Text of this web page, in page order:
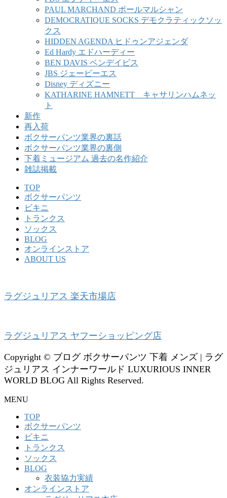
PAUL MARCHAND ポールマルシャン
DEMOCRATIQUE SOCKS デモクラティックソッ
クス
HIDDEN AGENDA ヒドゥンアジェンダ
Ed Hardy エドハーディー
BEN DAVIS ベンデイビス
JBS ジェービーエス
Disney ディズニー
KATHARINE HAMNETT キャサリンハムネッ
ト
新作
再入荷
ボクサーパンツ業界の裏話
ボクサーパンツ業界の裏側
下着ミュージアム 過去の名作紹介
雑誌掲載
TOP
ボクサーパンツ
ビキニ
トランクス
ソックス
BLOG
オンラインストア
ABOUT US
ラグジュリアス 楽天市場店
ラグジュリアス ヤフーショッピング店
Copyright © ブログ ボクサーパンツ 下着 メンズ | ラグ
ジュリアス インナーワールド LUXURIOUS INNER
WORLD BLOG All Rights Reserved.
MENU
TOP
ボクサーパンツ
ビキニ
トランクス
ソックス
BLOG
衣装協力実績
オンラインストア